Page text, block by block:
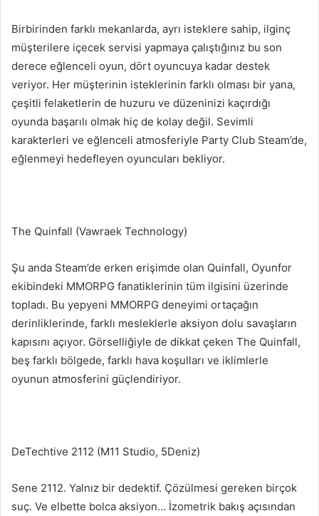
Birbirinden farklı mekanlarda, ayrı isteklere sahip, ilginç
müşterilere içecek servisi yapmaya çalıştığınız bu son
derece eğlenceli oyun, dört oyuncuya kadar destek
veriyor. Her müşterinin isteklerinin farklı olması bir yana,
çeşitli felaketlerin de huzuru ve düzeninizi kaçırdığı
oyunda başarılı olmak hiç de kolay değil. Sevimli
karakterleri ve eğlenceli atmosferiyle Party Club Steam’de,
eğlenmeyi hedefleyen oyuncuları bekliyor.
The Quinfall (Vawraek Technology)
Şu anda Steam’de erken erişimde olan Quinfall, Oyunfor
ekibindeki MMORPG fanatiklerinin tüm ilgisini üzerinde
topladı. Bu yepyeni MMORPG deneyimi ortaçağın
derinliklerinde, farklı mesleklerle aksiyon dolu savaşların
kapısını açıyor. Görselliğiyle de dikkat çeken The Quinfall,
beş farklı bölgede, farklı hava koşulları ve iklimlerle
oyunun atmosferini güçlendiriyor.
DeTechtive 2112 (M11 Studio, 5Deniz)
Sene 2112. Yalnız bir dedektif. Çözülmesi gereken birçok
suç. Ve elbette bolca aksiyon… İzometrik bakış açısından